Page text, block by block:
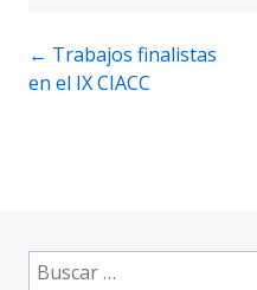
Navegación
de
← Trabajos finalistas
en el IX CIACC
Buscar: